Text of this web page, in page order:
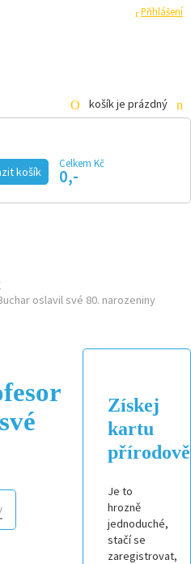
Přihlášení
košík je prázdný
košík
Celkem Kč
0,-
oslavil své 80. narozeniny
Získej
kartu
Je to
hrozně
jednoduché,
stačí se
zaregistrovat,